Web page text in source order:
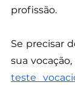
profissão.
Se precisar
teste